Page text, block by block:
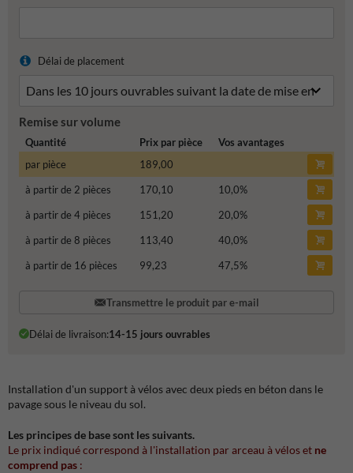
Délai de placement
Remise sur volume
Quantité Prix par pièce
Vos avantages
par pièce
189,00
à partir de 2 pièces
170,10 10,0%
à partir de 4 pièces
151,20 20,0%
à partir de 8 pièces
113,40 40,0%
à partir de 16 pièces
99,23 47,5%
Transmettre le produit par e-mail
Délai de livraison:14-15 jours ouvrables
Installation d'un support à vélos avec deux pieds en béton dans le
pavage sous le niveau du sol.
Les principes de base sont les suivants.
Le prix indiqué correspond à l'installation par arceau à vélos et ne
comprend pas :